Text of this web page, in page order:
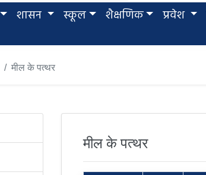
शासन स्कूल शैक्षणिक प्रवेश
मील के पत्थर
मील के पत्थर